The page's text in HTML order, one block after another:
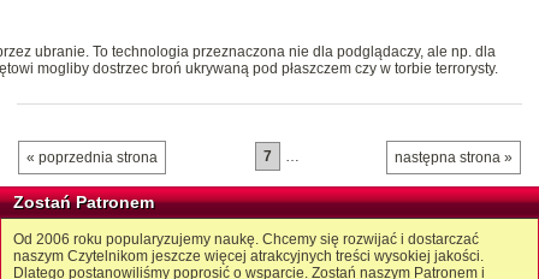
ubranie. To technologia przeznaczona nie dla podglądaczy, ale np. dla
mogliby dostrzec broń ukrywaną pod płaszczem czy w torbie terrorysty.
« poprzednia strona następna strona »
7 …
Zostań Patronem
Od 2006 roku popularyzujemy naukę. Chcemy się rozwijać i dostarczać
naszym Czytelnikom jeszcze więcej atrakcyjnych treści wysokiej jakości.
Dlatego postanowiliśmy poprosić o wsparcie. Zostań naszym Patronem i